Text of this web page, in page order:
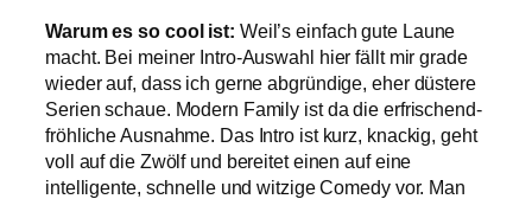
Warum es so cool ist: Weil’s einfach gute Laune
macht. Bei meiner Intro-Auswahl hier fällt mir grade
wieder auf, dass ich gerne abgründige, eher düstere
Serien schaue. Modern Family ist da die erfrischend-
fröhliche Ausnahme. Das Intro ist kurz, knackig, geht
voll auf die Zwölf und bereitet einen auf eine
intelligente, schnelle und witzige Comedy vor. Man